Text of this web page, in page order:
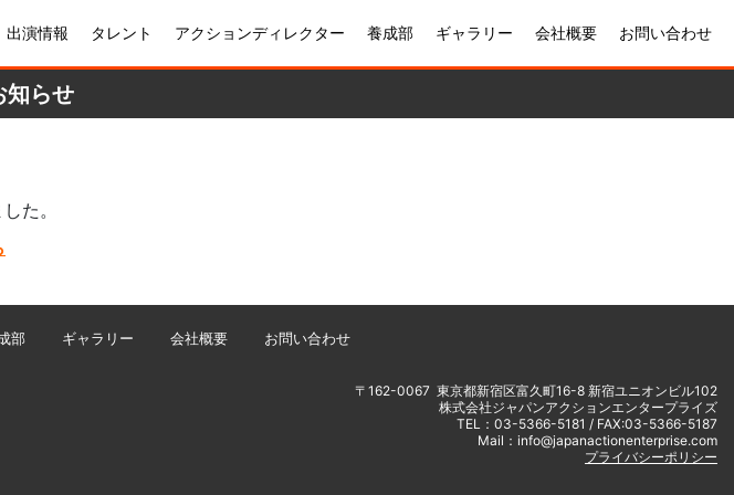
出演情報 タレント アクションディレクター 養成部 ギャラリー 会社概要 お問い合わせ
知らせ
た。
部 ギャラリー 会社概要 お問い合わせ
〒162-0067 東京都新宿区富久町16-8 新宿ユニオンビル102
株式会社ジャパンアクションエンタープライズ
TEL：03-5366-5181 / FAX:03-5366-5187
Mail：info@japanactionenterprise.com
プライバシーポリシー